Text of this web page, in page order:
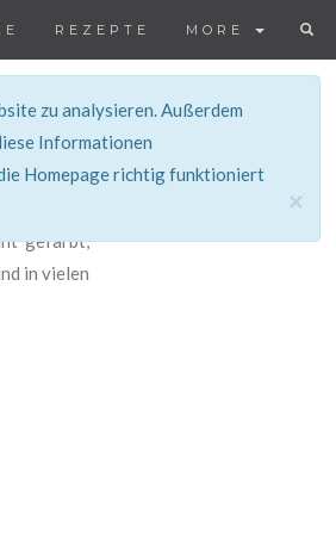
REZEPTE MORE
zu analysieren. Außerdem
Informationen
Homepage richtig funktioniert
×
gefärbt,
in vielen